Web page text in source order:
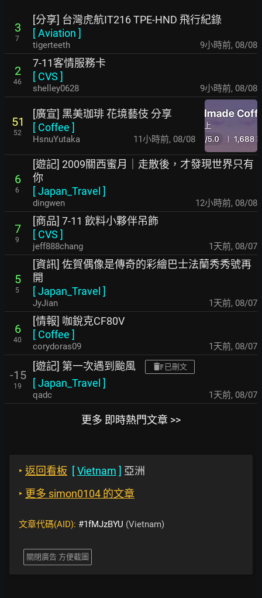
3
7
[分享] 台灣虎航IT216 TPE-HND 飛行紀錄
[Aviation ]
tigerteeth 9小時前, 08/08
2
46
7-11客情服務卡
[ CVS ]
shelley0628 9小時前, 08/08
51
52
[廣宣] 黑美珈琲 花境藝伎 分享
[ Coffee ]
HsnuYutaka 11小時前, 08/08
6
6
[遊記] 2009關西蜜月｜走散後，才發現世界只有
你
[Japan_Travel ]
dingwen 12小時前, 08/08
7
9
[商品] 7-11 飲料小夥伴吊飾
[ CVS ]
jeff888chang 1天前, 08/07
5
5
[資訊] 佐賀偶像是傳奇的彩繪巴士法蘭秀秀號再
開
[Japan_Travel ]
JyJian 1天前, 08/07
6
40
[情報] 咖銳克CF80V
[ Coffee ]
corydoras09 1天前, 08/07
-15
19
[遊記] 第一次遇到颱風 已刪文
[Japan_Travel ]
qadc 1天前, 08/07
更多 即時熱門文章 >>
‣ 返回看板 [Vietnam ] 亞洲
‣ 更多 simon0104 的文章
文章代碼(AID): #1fMJzBYU (Vietnam)
關閉廣告 方便截圖